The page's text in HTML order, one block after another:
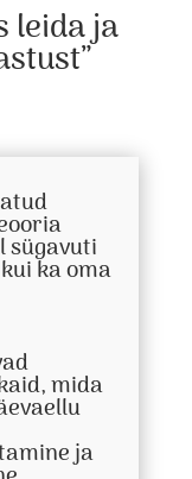
leida ja
sügavuti
ka oma
mida
ja